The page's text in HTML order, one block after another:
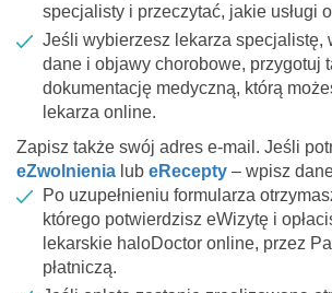
specjalisty i przeczytać, jakie usługi
Jeśli wybierzesz lekarza specjalistę,
dane i objawy chorobowe, przygotuj
dokumentację medyczną, którą
lekarza online.
Zapisz także swój adres e-mail. Jeśli
eZwolnienia lub eRecepty – wpisz
Po uzupełnieniu formularza
którego potwierdzisz eWizytę i
lekarskie haloDoctor online, przez
płatniczą.